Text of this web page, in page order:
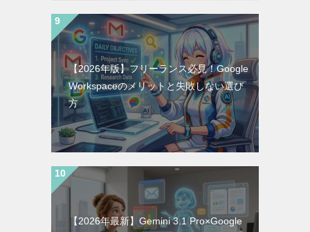
【2026年版】フリーランス必見！Google
Workspaceのメリットと失敗しない選び
方
【2026年最新】Gemini 3.1 Pro×Google